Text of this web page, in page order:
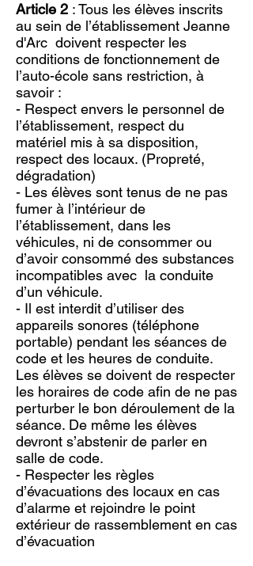
Article 2 : Tous les élèves inscrits
au sein de l’établissement Jeanne
d'Arc doivent respecter les
conditions de fonctionnement de
l’auto-école sans restriction, à
savoir :
- Respect envers le personnel de
l’établissement, respect du
matériel mis à sa disposition,
respect des locaux. (Propreté,
dégradation)
- Les élèves sont tenus de ne pas
fumer à l’intérieur de
l’établissement, dans les
véhicules, ni de consommer ou
d’avoir consommé des substances
incompatibles avec la conduite
d’un véhicule.
- Il est interdit d’utiliser des
appareils sonores (téléphone
portable) pendant les séances de
code et les heures de conduite.
Les élèves se doivent de respecter
les horaires de code afin de ne pas
perturber le bon déroulement de la
séance. De même les élèves
devront s’abstenir de parler en
salle de code.
- Respecter les règles
d’évacuations des locaux en cas
d’alarme et rejoindre le point
extérieur de rassemblement en cas
d’évacuation